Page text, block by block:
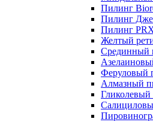
Пилинг
Пилинг
Пилинг
Желтый
Срединный
Феруловый
Алмазный